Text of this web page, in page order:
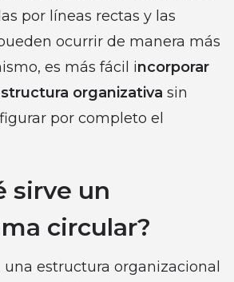
por líneas rectas y las
ocurrir de manera más
es más fácil incorporar
organizativa sin
por completo el
sirve un
circular?
estructura organizacional